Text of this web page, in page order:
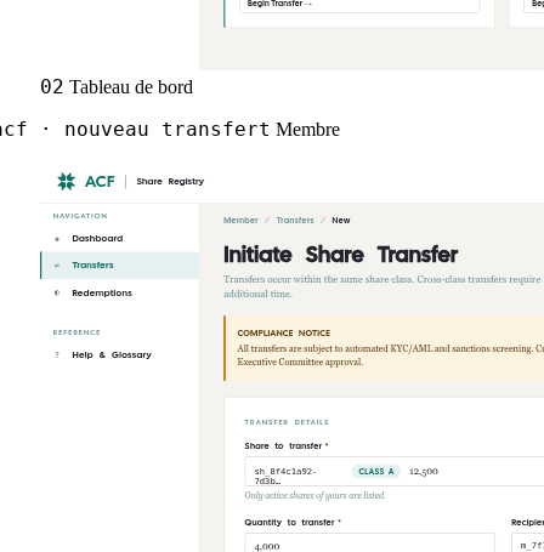
02 Tableau de bord
· nouveau transfert Membre